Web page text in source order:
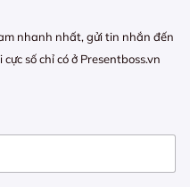
nhanh nhất, gửi tin nhắn đến
số chỉ có ở Presentboss.vn